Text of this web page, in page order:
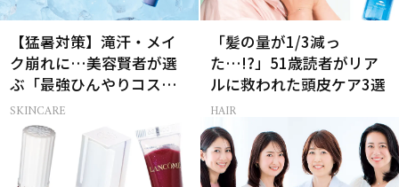
【猛暑対策】滝汗・メイ
ク崩れに…美容賢者が選
ぶ「最強ひんやりコス
メ」26選
SKINCARE
「髪の量が1/3減っ
た…!?」51歳読者がリア
ルに救われた頭皮ケア3選
HAIR